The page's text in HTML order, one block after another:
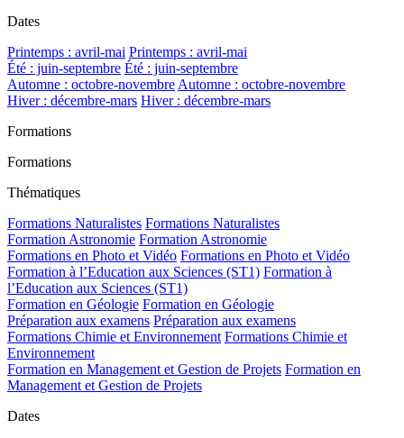
Dates
Printemps : avril-mai Printemps : avril-mai
Été : juin-septembre Été : juin-septembre
Automne : octobre-novembreAutomne : octobre-novembre
Hiver : décembre-mars Hiver : décembre-mars
Formations
Formations
Thématiques
Formations Naturalistes Formations Naturalistes
Formation Astronomie Formation Astronomie
Formations en Photo et Vidéo Formations en Photo et Vidéo
Formation à l’Education aux Sciences (ST1) Formation à
l’Education aux Sciences (ST1)
Formation en Géologie Formation en Géologie
Préparation aux examens Préparation aux examens
Formations Chimie et Environnement Formations Chimie et
Environnement
Formation en Management et Gestion de Projets Formation en
Management et Gestion de Projets
Dates